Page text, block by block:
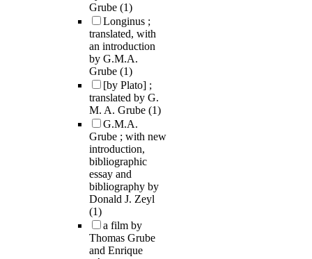
Grube (1)
Longinus ;
translated, with
an introduction
by G.M.A.
Grube (1)
[by Plato] ;
translated by G.
M. A. Grube (1)
G.M.A.
Grube ; with new
introduction,
bibliographic
essay and
bibliography by
Donald J. Zeyl
(1)
a film by
Thomas Grube
and Enrique